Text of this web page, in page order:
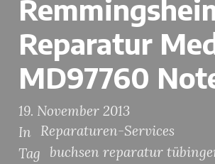
Reparatur
MD97760
19. November 2013
In
Reparaturen-Services
Tag
buchsen reparatur